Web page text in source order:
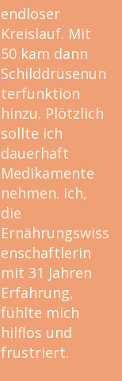
endloser
Kreislauf. Mit
50 kam dann
Schilddrüsenun
terfunktion
hinzu. Plötzlich
sollte ich
dauerhaft
Medikamente
nehmen. Ich,
die
Ernährungswiss
enschaftlerin
mit 31 Jahren
Erfahrung,
fühlte mich
hilflos und
frustriert.